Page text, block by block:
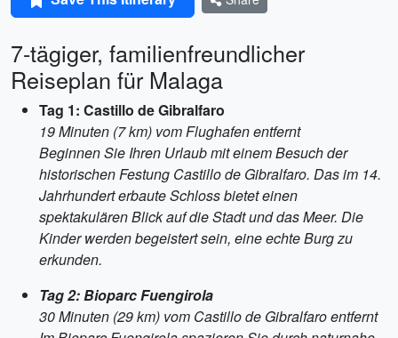
7-tägiger, familienfreundlicher
Reiseplan für Malaga
Tag 1: Castillo de Gibralfaro
19 Minuten (7 km) vom Flughafen entfernt
Beginnen Sie Ihren Urlaub mit einem Besuch der
historischen Festung Castillo de Gibralfaro. Das im 14.
Jahrhundert erbaute Schloss bietet einen
spektakulären Blick auf die Stadt und das Meer. Die
Kinder werden begeistert sein, eine echte Burg zu
erkunden.
Tag 2: Bioparc Fuengirola
30 Minuten (29 km) vom Castillo de Gibralfaro entfernt